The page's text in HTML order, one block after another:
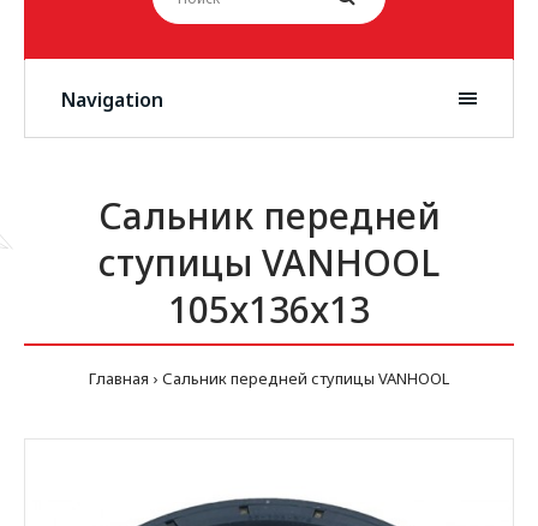
Navigation
Сальник передней
ступицы VANHOOL
105x136x13
Главная Сальник передней ступицы VANHOOL